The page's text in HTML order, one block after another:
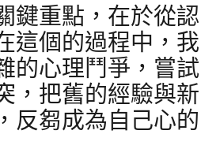
鍵重點，在於從認
這個的過程中，我
的心理鬥爭，嘗試
，把舊的經驗與新
反芻成為自己心的